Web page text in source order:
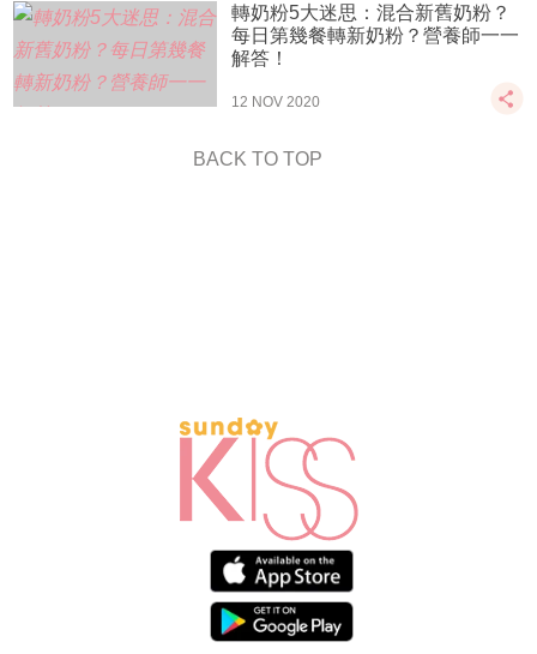
轉奶粉5大迷思：混合新舊奶粉？
每日第幾餐轉新奶粉？營養師一一
解答！
12 NOV 2020
BACK TO TOP